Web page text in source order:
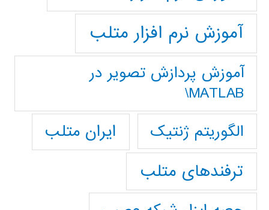
آموزش نرم افزار متلب
آموزش پردازش تصوير در
MATLAB\
الگوریتم ژنتیک
ایران متلب
ترفندهای متلب